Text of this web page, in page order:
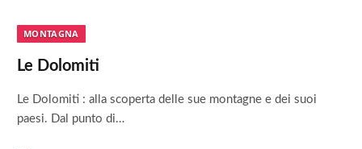
MONTAGNA
Le Dolomiti
Le Dolomiti : alla scoperta delle sue montagne e dei suoi
paesi. Dal punto di…